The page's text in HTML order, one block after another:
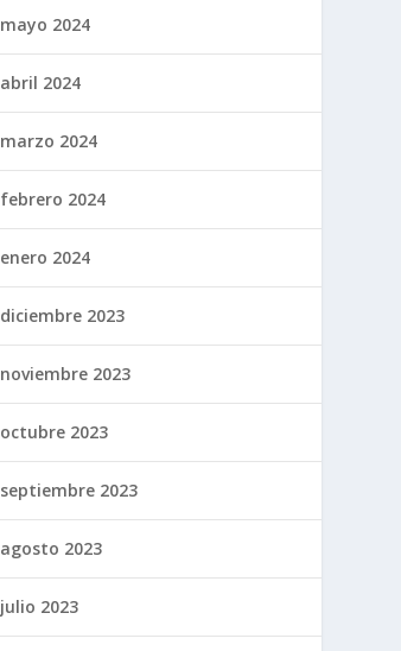
mayo 2024
abril 2024
marzo 2024
febrero 2024
enero 2024
diciembre 2023
noviembre 2023
octubre 2023
septiembre 2023
agosto 2023
julio 2023